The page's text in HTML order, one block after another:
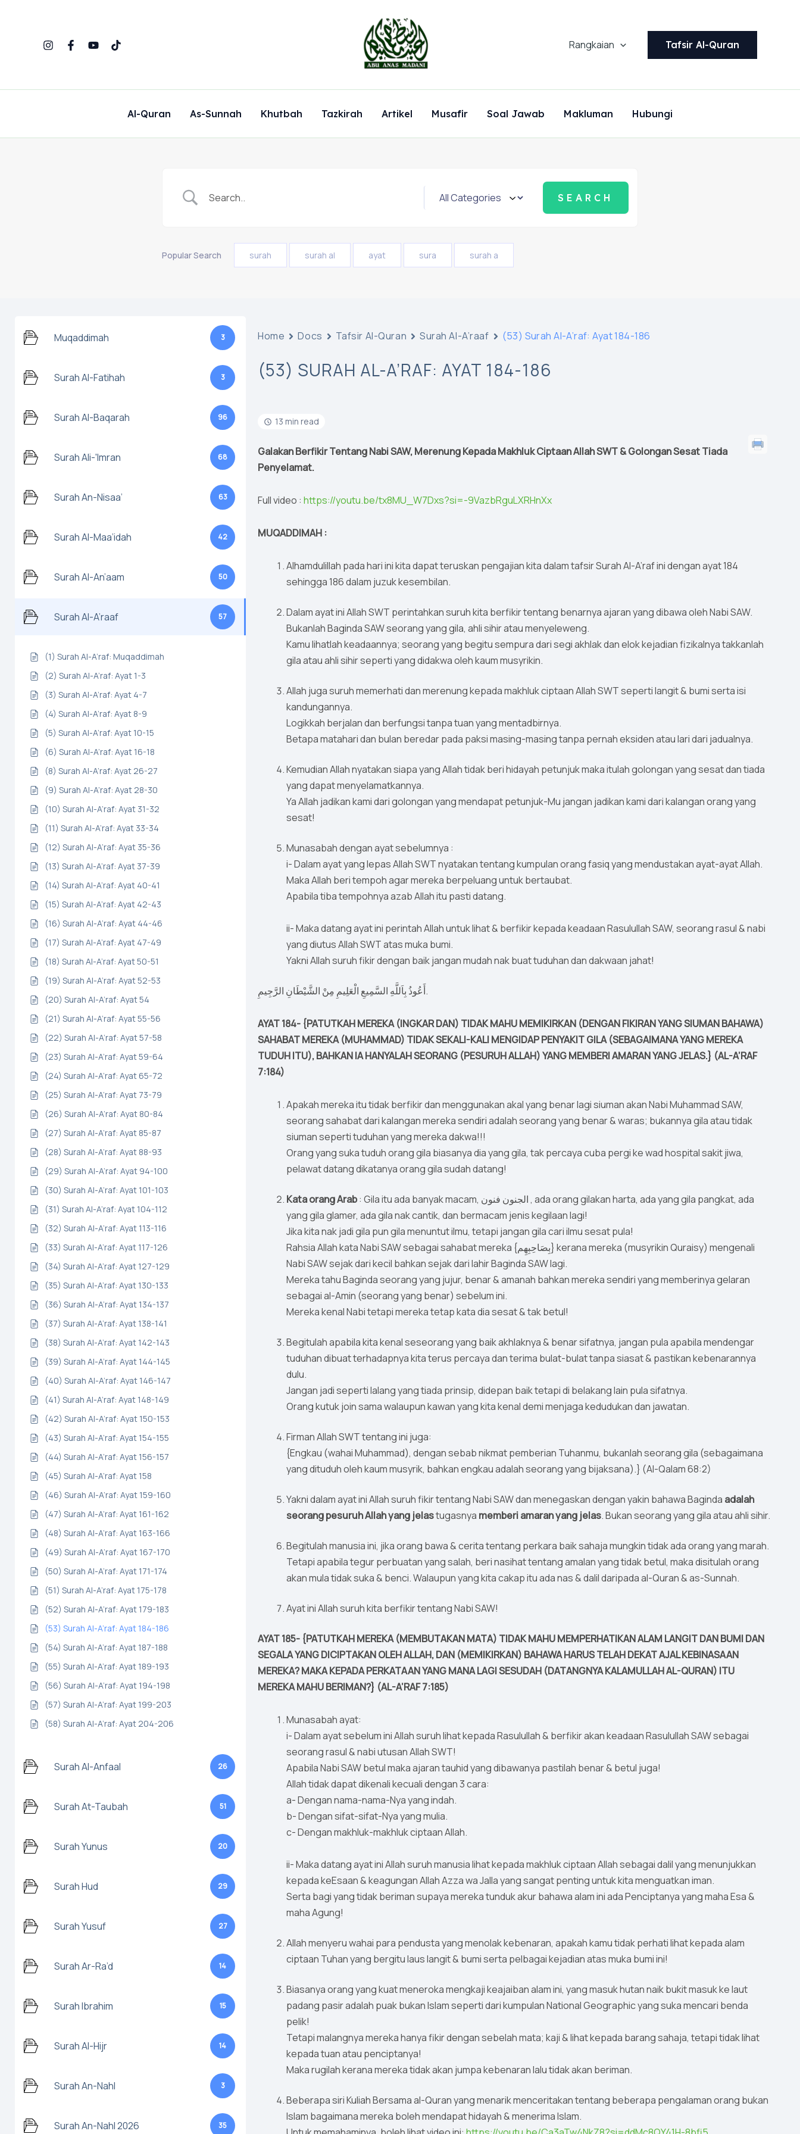
Rangkaian Tafsir Al-Quran
Al-Quran As-Sunnah Khutbah Tazkirah Artikel Musafir Soal Jawab Makluman Hubungi
Popular Search surah surah al ayat sura surah a
Muqaddimah 3
Surah Al-Fatihah 3
Surah Al-Baqarah 96
Surah Ali-'Imran 68
Surah An-Nisaa’ 63
Surah Al-Maa’idah 42
Surah Al-An’aam 50
Surah Al-A’raaf 57
(1) Surah Al-A’raf: Muqaddimah
(2) Surah Al-A’raf: Ayat 1-3
(3) Surah Al-A’raf: Ayat 4-7
(4) Surah Al-A’raf: Ayat 8-9
(5) Surah Al-A’raf: Ayat 10-15
(6) Surah Al-A’raf: Ayat 16-18
(8) Surah Al-A’raf: Ayat 26-27
(9) Surah Al-A’raf: Ayat 28-30
(10) Surah Al-A’raf: Ayat 31-32
(11) Surah Al-A’raf: Ayat 33-34
(12) Surah Al-A’raf: Ayat 35-36
(13) Surah Al-A’raf: Ayat 37-39
(14) Surah Al-A’raf: Ayat 40-41
(15) Surah Al-A’raf: Ayat 42-43
(16) Surah Al-A’raf: Ayat 44-46
(17) Surah Al-A’raf: Ayat 47-49
(18) Surah Al-A’raf: Ayat 50-51
(19) Surah Al-A’raf: Ayat 52-53
(20) Surah Al-A’raf: Ayat 54
(21) Surah Al-A’raf: Ayat 55-56
(22) Surah Al-A’raf: Ayat 57-58
(23) Surah Al-A’raf: Ayat 59-64
(24) Surah Al-A’raf: Ayat 65-72
(25) Surah Al-A’raf: Ayat 73-79
(26) Surah Al-A’raf: Ayat 80-84
(27) Surah Al-A’raf: Ayat 85-87
(28) Surah Al-A’raf: Ayat 88-93
(29) Surah Al-A’raf: Ayat 94-100
(30) Surah Al-A’raf: Ayat 101-103
(31) Surah Al-A’raf: Ayat 104-112
(32) Surah Al-A’raf: Ayat 113-116
(33) Surah Al-A’raf: Ayat 117-126
(34) Surah Al-A’raf: Ayat 127-129
(35) Surah Al-A’raf: Ayat 130-133
(36) Surah Al-A’raf: Ayat 134-137
(37) Surah Al-A’raf: Ayat 138-141
(38) Surah Al-A’raf: Ayat 142-143
(39) Surah Al-A’raf: Ayat 144-145
(40) Surah Al-A’raf: Ayat 146-147
(41) Surah Al-A’raf: Ayat 148-149
(42) Surah Al-A’raf: Ayat 150-153
(43) Surah Al-A’raf: Ayat 154-155
(44) Surah Al-A’raf: Ayat 156-157
(45) Surah Al-A’raf: Ayat 158
(46) Surah Al-A’raf: Ayat 159-160
(47) Surah Al-A’raf: Ayat 161-162
(48) Surah Al-A’raf: Ayat 163-166
(49) Surah Al-A’raf: Ayat 167-170
(50) Surah Al-A’raf: Ayat 171-174
(51) Surah Al-A’raf: Ayat 175-178
(52) Surah Al-A’raf: Ayat 179-183
(53) Surah Al-A’raf: Ayat 184-186
(54) Surah Al-A’raf: Ayat 187-188
(55) Surah Al-A’raf: Ayat 189-193
(56) Surah Al-A’raf: Ayat 194-198
(57) Surah Al-A’raf: Ayat 199-203
(58) Surah Al-A’raf: Ayat 204-206
Surah Al-Anfaal 26
Surah At-Taubah 51
Surah Yunus 20
Surah Hud 29
Surah Yusuf 27
Surah Ar-Ra’d 14
Surah Ibrahim 15
Surah Al-Hijr 14
Surah An-Nahl 3
Surah An-Nahl 2026 35
Home Docs Tafsir Al-Quran Surah Al-A’raaf (53) Surah Al-A’raf: Ayat 184-186
(53) SURAH AL-A’RAF: AYAT 184-186
13 min read
Galakan Berfikir Tentang Nabi SAW, Merenung Kepada Makhluk Ciptaan Allah SWT & Golongan Sesat Tiada
Penyelamat.
Full video :https://youtu.be/tx8MU_W7Dxs?si=-9VazbRguLXRHnXx
MUQADDIMAH :
Alhamdulillah pada hari ini kita dapat teruskan pengajian kita dalam tafsir Surah Al-A’raf ini dengan ayat 184
sehingga 186 dalam juzuk kesembilan.
Dalam ayat ini Allah SWT perintahkan suruh kita berfikir tentang benarnya ajaran yang dibawa oleh Nabi SAW.
Bukanlah Baginda SAW seorang yang gila, ahli sihir atau menyeleweng.
Kamu lihatlah keadaannya; seorang yang begitu sempura dari segi akhlak dan elok kejadian fizikalnya takkanlah
gila atau ahli sihir seperti yang didakwa oleh kaum musyrikin.
Allah juga suruh memerhati dan merenung kepada makhluk ciptaan Allah SWT seperti langit & bumi serta isi
kandungannya.
Logikkah berjalan dan berfungsi tanpa tuan yang mentadbirnya.
Betapa matahari dan bulan beredar pada paksi masing-masing tanpa pernah eksiden atau lari dari jadualnya.
Kemudian Allah nyatakan siapa yang Allah tidak beri hidayah petunjuk maka itulah golongan yang sesat dan tiada
yang dapat menyelamatkannya.
Ya Allah jadikan kami dari golongan yang mendapat petunjuk-Mu jangan jadikan kami dari kalangan orang yang
sesat!
Munasabah dengan ayat sebelumnya :
i- Dalam ayat yang lepas Allah SWT nyatakan tentang kumpulan orang fasiq yang mendustakan ayat-ayat Allah.
Maka Allah beri tempoh agar mereka berpeluang untuk bertaubat.
Apabila tiba tempohnya azab Allah itu pasti datang.
ii- Maka datang ayat ini perintah Allah untuk lihat & berfikir kepada keadaan Rasulullah SAW, seorang rasul & nabi
yang diutus Allah SWT atas muka bumi.
Yakni Allah suruh fikir dengan baik jangan mudah nak buat tuduhan dan dakwaan jahat!
أَعُوذُ بِاَللَّهِ السَّمِيعِ الْعَلِيمِ مِنْ الشَّيْطَانِ الرَّجِيمِ.
AYAT 184- {PATUTKAH MEREKA (INGKAR DAN) TIDAK MAHU MEMIKIRKAN (DENGAN FIKIRAN YANG SIUMAN BAHAWA)
SAHABAT MEREKA (MUHAMMAD) TIDAK SEKALI-KALI MENGIDAP PENYAKIT GILA (SEBAGAIMANA YANG MEREKA
TUDUH ITU), BAHKAN IA HANYALAH SEORANG (PESURUH ALLAH) YANG MEMBERI AMARAN YANG JELAS.} (AL-A’RAF
7:184)
Apakah mereka itu tidak berfikir dan menggunakan akal yang benar lagi siuman akan Nabi Muhammad SAW,
seorang sahabat dari kalangan mereka sendiri adalah seorang yang benar & waras; bukannya gila atau tidak
siuman seperti tuduhan yang mereka dakwa!!!
Orang yang suka tuduh orang gila biasanya dia yang gila, tak percaya cuba pergi ke wad hospital sakit jiwa,
pelawat datang dikatanya orang gila sudah datang!
Kata orang Arab: Gila itu ada banyak macam, الجنون فنون , ada orang gilakan harta, ada yang gila pangkat, ada
yang gila glamer, ada gila nak cantik, dan bermacam jenis kegilaan lagi!
Jika kita nak jadi gila pun gila menuntut ilmu, tetapi jangan gila cari ilmu sesat pula!
Rahsia Allah kata Nabi SAW sebagai sahabat mereka {بِصَاحِبِهِم} kerana mereka (musyrikin Quraisy) mengenali
Nabi SAW sejak dari kecil bahkan sejak dari lahir Baginda SAW lagi.
Mereka tahu Baginda seorang yang jujur, benar & amanah bahkan mereka sendiri yang memberinya gelaran
sebagai al-Amin (seorang yang benar) sebelum ini.
Mereka kenal Nabi tetapi mereka tetap kata dia sesat & tak betul!
Begitulah apabila kita kenal seseorang yang baik akhlaknya & benar sifatnya, jangan pula apabila mendengar
tuduhan dibuat terhadapnya kita terus percaya dan terima bulat-bulat tanpa siasat & pastikan kebenarannya
dulu.
Jangan jadi seperti lalang yang tiada prinsip, didepan baik tetapi di belakang lain pula sifatnya.
Orang kutuk join sama walaupun kawan yang kita kenal demi menjaga kedudukan dan jawatan.
Firman Allah SWT tentang ini juga:
{Engkau (wahai Muhammad), dengan sebab nikmat pemberian Tuhanmu, bukanlah seorang gila (sebagaimana
yang dituduh oleh kaum musyrik, bahkan engkau adalah seorang yang bijaksana).} (Al-Qalam 68:2)
Yakni dalam ayat ini Allah suruh fikir tentang Nabi SAW dan menegaskan dengan yakin bahawa Baginda adalah
seorang pesuruh Allah yang jelastugasnya memberi amaran yang jelas. Bukan seorang yang gila atau ahli sihir.
Begitulah manusia ini, jika orang bawa & cerita tentang perkara baik sahaja mungkin tidak ada orang yang marah.
Tetapi apabila tegur perbuatan yang salah, beri nasihat tentang amalan yang tidak betul, maka disitulah orang
akan mula tidak suka & benci. Walaupun yang kita cakap itu ada nas & dalil daripada al-Quran & as-Sunnah.
Ayat ini Allah suruh kita berfikir tentang Nabi SAW!
AYAT 185- {PATUTKAH MEREKA (MEMBUTAKAN MATA) TIDAK MAHU MEMPERHATIKAN ALAM LANGIT DAN BUMI DAN
SEGALA YANG DICIPTAKAN OLEH ALLAH, DAN (MEMIKIRKAN) BAHAWA HARUS TELAH DEKAT AJAL KEBINASAAN
MEREKA? MAKA KEPADA PERKATAAN YANG MANA LAGI SESUDAH (DATANGNYA KALAMULLAH AL-QURAN) ITU
MEREKA MAHU BERIMAN?} (AL-A’RAF 7:185)
Munasabah ayat:
i- Dalam ayat sebelum ini Allah suruh lihat kepada Rasulullah & berfikir akan keadaan Rasulullah SAW sebagai
seorang rasul & nabi utusan Allah SWT!
Apabila Nabi SAW betul maka ajaran tauhid yang dibawanya pastilah benar & betul juga!
Allah tidak dapat dikenali kecuali dengan 3 cara:
a- Dengan nama-nama-Nya yang indah.
b- Dengan sifat-sifat-Nya yang mulia.
c- Dengan makhluk-makhluk ciptaan Allah.
ii- Maka datang ayat ini Allah suruh manusia lihat kepada makhluk ciptaan Allah sebagai dalil yang menunjukkan
kepada keEsaan & keagungan Allah Azza wa Jalla yang sangat penting untuk kita menguatkan iman.
Serta bagi yang tidak beriman supaya mereka tunduk akur bahawa alam ini ada Penciptanya yang maha Esa &
maha Agung!
Allah menyeru wahai para pendusta yang menolak kebenaran, apakah kamu tidak perhati lihat kepada alam
ciptaan Tuhan yang bergitu laus langit & bumi serta pelbagai kejadian atas muka bumi ini!
Biasanya orang yang kuat meneroka mengkaji keajaiban alam ini, yang masuk hutan naik bukit masuk ke laut
padang pasir adalah puak bukan Islam seperti dari kumpulan National Geographic yang suka mencari benda
pelik!
Tetapi malangnya mereka hanya fikir dengan sebelah mata; kaji & lihat kepada barang sahaja, tetapi tidak lihat
kepada tuan atau penciptanya!
Maka rugilah kerana mereka tidak akan jumpa kebenaran lalu tidak akan beriman.
Beberapa siri Kuliah Bersama al-Quran yang menarik menceritakan tentang beberapa pengalaman orang bukan
Islam bagaimana mereka boleh mendapat hidayah & menerima Islam.